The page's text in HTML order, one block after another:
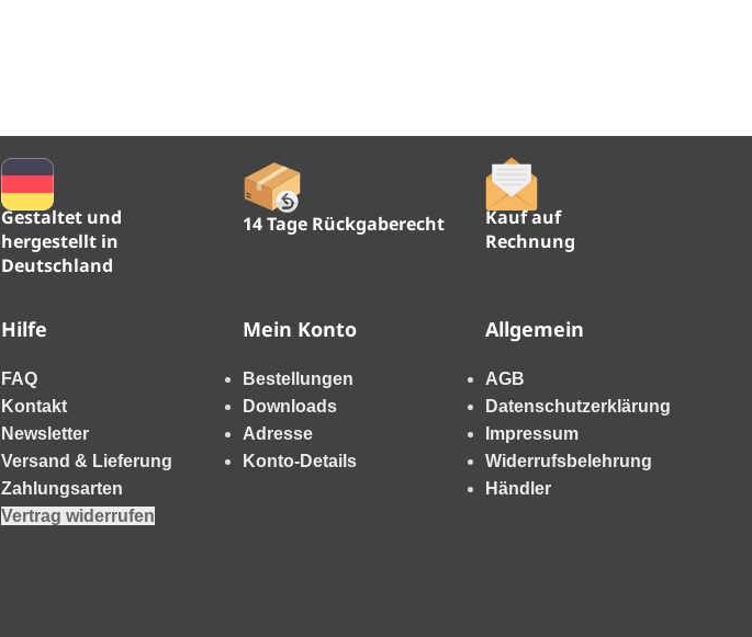
Gestaltet und
hergestellt in
Deutschland
14 Tage Rückgaberecht
Kauf auf
Rechnung
Hilfe
FAQ
Kontakt
Newsletter
Versand & Lieferung
Zahlungsarten
Vertrag widerrufen
Mein Konto
Bestellungen
Downloads
Adresse
Konto-Details
Allgemein
AGB
Datenschutzerklärung
Impressum
Widerrufsbelehrung
Händler